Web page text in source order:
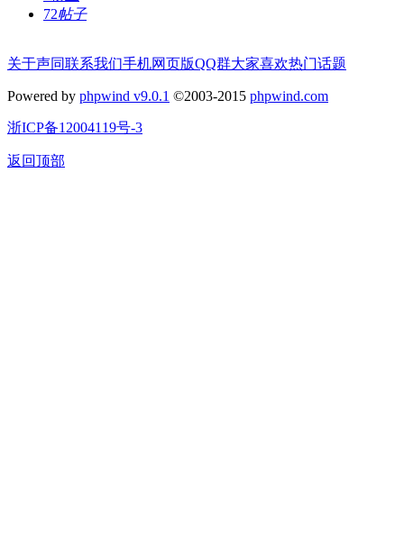
72帖子
关于声同联系我们手机网页版QQ群大家喜欢热门话题
Powered by phpwind v9.0.1 ©2003-2015 phpwind.com
浙ICP备12004119号-3
返回顶部